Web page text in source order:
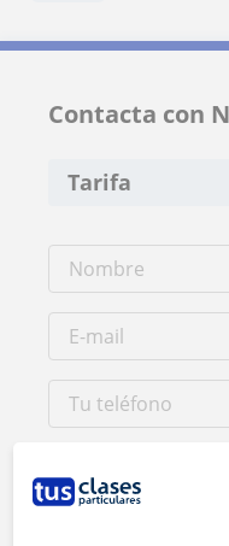
Contacta con
Tarifa